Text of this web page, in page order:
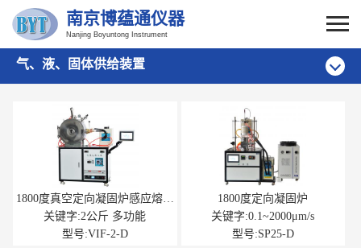
南京博蕴通仪器
Nanjing Boyuntong Instrument
气、液、固体供给装置
1800度真空定向凝固炉感应熔炼
炉
关键字:2公斤 多功能
型号:VIF-2-D
1800度定向凝固炉
关键字:0.1~2000μm/s
型号:SP25-D